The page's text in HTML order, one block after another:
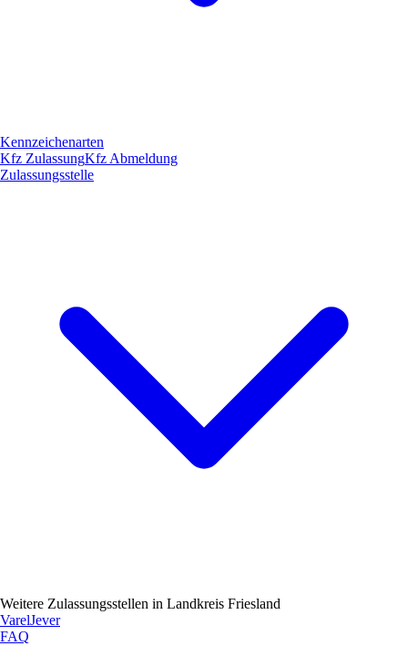
Kennzeichenarten
Kfz ZulassungKfz Abmeldung
Zulassungsstelle
Weitere Zulassungsstellen in Landkreis Friesland
VarelJever
FAQ